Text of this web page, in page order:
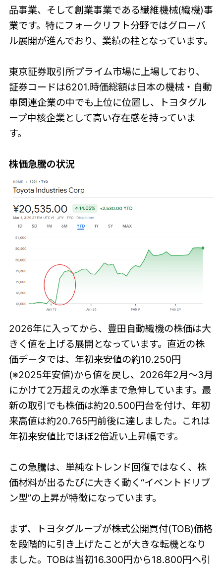
品事業、そして創業事業である繊維機械(織機)事
業です。特にフォークリフト分野ではグローバ
ル展開が進んでおり、業績の柱となっています。
東京証券取引所プライム市場に上場しており、
証券コードは6201.時価総額は日本の機械・自動
車関連企業の中でも上位に位置し、トヨタグル
ープ中核企業として高い存在感を持っていま
す。
株価急騰の状況
2026年に入ってから、豊田自動織機の株価は大
きく値を上げる展開となっています。直近の株
価データでは、年初来安値の約10.250円
(※2025年安値)から値を戻し、2026年2月〜3月
にかけて2万超えの水準まで急伸しています。最
新の取引でも株価は約20.500円台を付け、年初
来高値は約20.765円前後に達しました。これは
年初来安値比でほぼ2倍近い上昇幅です。
この急騰は、単純なトレンド回復ではなく、株
価材料が出るたびに大きく動く“イベントドリブ
ン型”の上昇が特徴になっています。
まず、トヨタグループが株式公開買付(TOB)価格
を段階的に引き上げたことが大きな転機となり
ました。TOBは当初16.300円から18.800円へ引